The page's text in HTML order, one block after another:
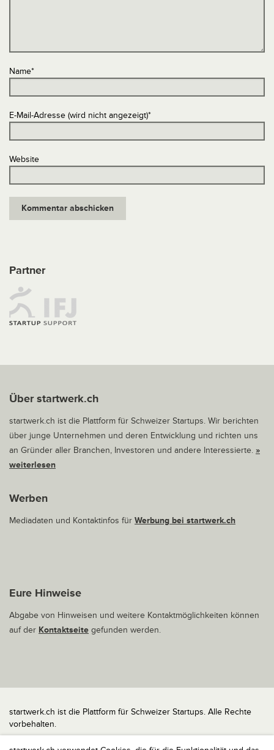
Name*
E-Mail-Adresse (wird nicht angezeigt)*
Website
Partner
Über startwerk.ch
startwerk.ch ist die Plattform für Schweizer Startups. Wir berichten
über junge Unternehmen und deren Entwicklung und richten uns
an Gründer aller Branchen, Investoren und andere Interessierte. »
weiterlesen
Werben
Mediadaten und Kontaktinfos für Werbung bei startwerk.ch
Eure Hinweise
Abgabe von Hinweisen und weitere Kontaktmöglichkeiten können
auf der Kontaktseite gefunden werden.
startwerk.ch ist die Plattform für Schweizer Startups. Alle Rechte
vorbehalten.